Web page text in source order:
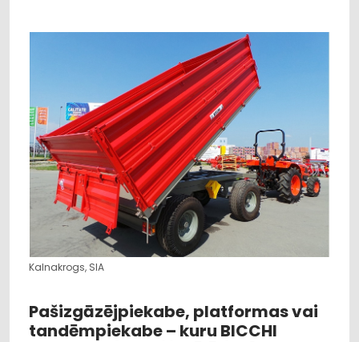
Kalnakrogs, SIA
Pašizgāzējpiekabe, platformas vai
tandēmpiekabe – kuru BICCHI